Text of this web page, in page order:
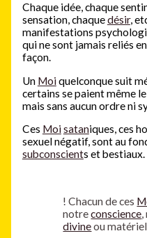
Chaque idée, chaque
sensation, chaquedésir,
manifestations
qui ne sont jamais reliés
façon.
Un Moiquelconque suit
certains se paient même
mais sans aucun ordre ni
Ces Moisataniques, ces
sexuel négatif, sont au
subconscients et bestiaux.
! Chacun de ces
notreconscience,
divineou